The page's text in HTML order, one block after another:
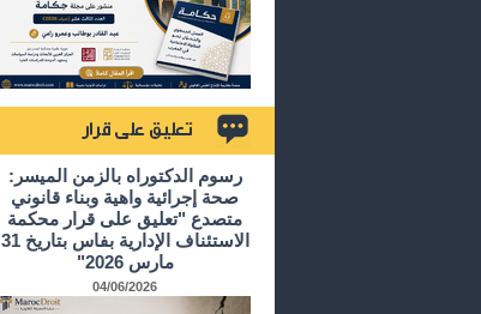
رسوم الدكتوراه بالزمن الميسر:
صحة إجرائية واهية وبناء قانوني
متصدع "تعليق على قرار محكمة
الاستئناف الإدارية بفاس بتاريخ 31
مارس 2026"
04/06/2026